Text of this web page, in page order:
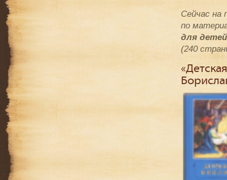
Сейчас на
по
для
(240